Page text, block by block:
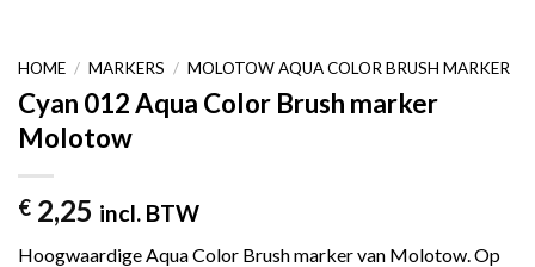
HOME / MARKERS / MOLOTOW AQUA COLOR BRUSH MARKER
Cyan 012 Aqua Color Brush marker
Molotow
€ 2,25 incl. BTW
Hoogwaardige Aqua Color Brush marker van Molotow. Op